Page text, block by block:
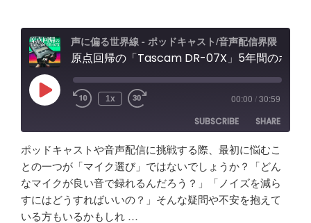
ト
オ
ー
ィ
タ
ー
フ
ェ
＆
検
証"
叶
え
る
想
ド
キ
ャ
ス
声に偏る世界線 - ポッドキャスト/音声配信界隈
Play
Episode 1x 00:00 /30:59
SUBSCRIBE
SHARE
Amazon
Apple Podcasts
RSS
Spotify
RSS FEED
SHARE
LINK
EMBED
ポッドキャストや音声配信に挑戦する際、最初に悩むこ
との一つが「マイク選び」ではないでしょうか？「どん
なマイクが良い音で録れるんだろう？」「ノイズを減ら
すにはどうすればいいの？」そんな疑問や不安を抱えて
いる方もいるかもしれ …